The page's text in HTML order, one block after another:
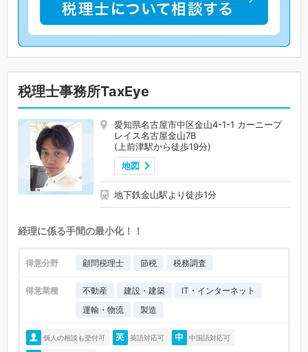
税理士事務所TaxEye
愛知県名古屋市中区金山4-1-1 カーニープ
レイス名古屋金山7B
(上前津駅から徒歩19分)
地図
地下鉄金山駅より徒歩1分
経理に係る手間の最小化！！
得意分野 顧問税理士 節税 税務調査
得意業種 不動産 建設・建築
IT・インターネット
運輸・物流
製造
個人の相談も受付可 英語対応可 中国語対応可